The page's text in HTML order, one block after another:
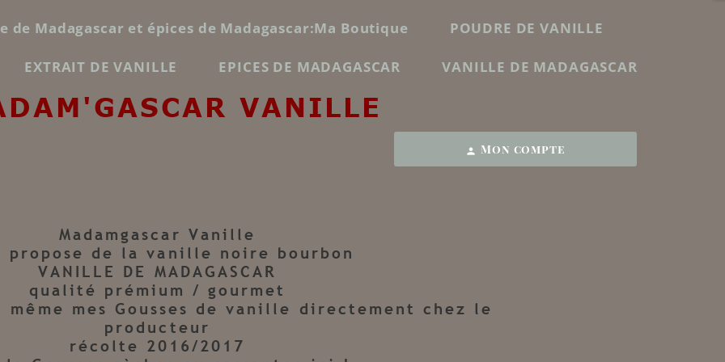
VANILLE
de Madagascar et épices de Madagascar:Ma Boutique POUDRE DE VANILLE
EXTRAIT DE VANILLE EPICES DE MADAGASCAR VANILLE DE MADAGASCAR
person Mon compte
Madamgascar Vanille
propose de la vanille noire bourbon
VANILLE DE MADAGASCAR
qualité prémium / gourmet
mes Gousses de vanille directement chez le
producteur
récolte 2016/2017